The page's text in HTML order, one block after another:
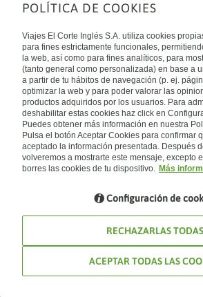
Sobre nosotros
Quiénes somos
Financiación
Sostenibilidad
Turismo accesible
Tarjeta El Corte Inglés
Trabaja con nosotros
El Corte Inglés
Canal Ético
Enlaces de interés
Guías de viaje
Catálogos
Auto check-in
Condiciones Generales
Política de privacidad
Política de cookies
Accesibilidad
Empresas/ Grupos
Internacional
España
Visita nuestro blog
Blog de Viajes el Corte inglés
POLÍTICA DE COOKIES
Viajes El Corte Inglés S.A. utiliza cookies
para fines estrictamente funcionales,
la web, así como para fines analíticos, para
(tanto general como personalizada) en base a
a partir de tu hábitos de navegación (p. ej.
optimizar la web y para poder valorar las
productos adquiridos por los usuarios. Para
deshabilitar estas cookies haz click en
Puedes obtener más información en nuestra
Pulsa el botón Aceptar Cookies para confirmar
aceptado la información presentada. Después
volveremos a mostrarte este mensaje, excepto
borres las cookies de tu dispositivo. Más
Configuración de
RECHAZARLAS TODAS
ACEPTAR TODAS LAS